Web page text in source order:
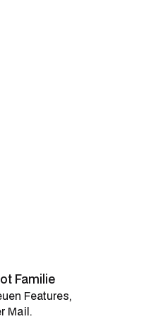
Familie
Features,
Mail.